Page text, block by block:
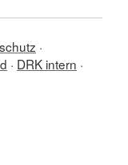
DRK intern